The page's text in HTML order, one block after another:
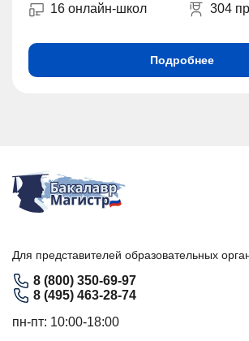
16 онлайн-школ 304
Подробнее
Для представителей образовательных
8 (800) 350-69-97
8 (495) 463-28-74
пн-пт: 10:00-18:00